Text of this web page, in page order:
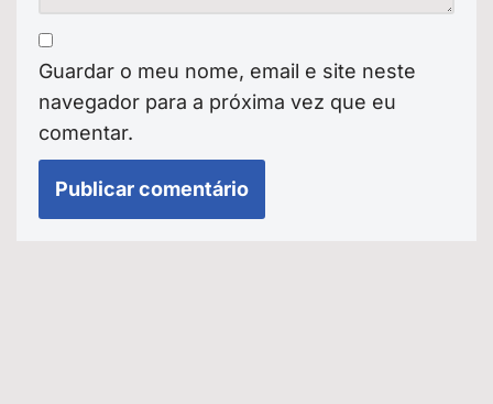
Guardar o meu nome, email e site neste
navegador para a próxima vez que eu
comentar.